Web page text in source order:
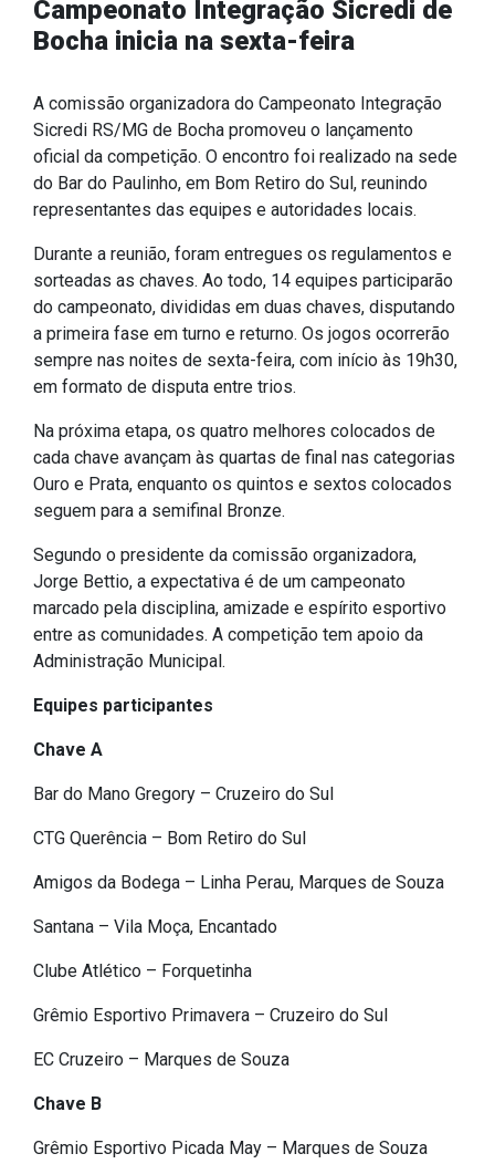
Saúde
Serviços
Ouvidoria
Portal do Cidadão
Portal do Servidor
Publicações
Diário Oficial (Novo)
Recursos Humanos
Processo Seletivo
Seletivo Simplificado
Concursos
Instruções Normativas
Licitações
Leis, Decretos e Portarias
Transparência
Portal da Transparência
Campeonato Integração Sicredi de
Bocha inicia na sexta-feira
A comissão organizadora do Campeonato Integração
Sicredi RS/MG de Bocha promoveu o lançamento
oficial da competição. O encontro foi realizado na sede
do Bar do Paulinho, em Bom Retiro do Sul, reunindo
representantes das equipes e autoridades locais.
Durante a reunião, foram entregues os regulamentos e
sorteadas as chaves. Ao todo, 14 equipes participarão
do campeonato, divididas em duas chaves, disputando
a primeira fase em turno e returno. Os jogos ocorrerão
sempre nas noites de sexta-feira, com início às 19h30,
em formato de disputa entre trios.
Na próxima etapa, os quatro melhores colocados de
cada chave avançam às quartas de final nas categorias
Ouro e Prata, enquanto os quintos e sextos colocados
seguem para a semifinal Bronze.
Segundo o presidente da comissão organizadora,
Jorge Bettio, a expectativa é de um campeonato
marcado pela disciplina, amizade e espírito esportivo
entre as comunidades. A competição tem apoio da
Administração Municipal.
Equipes participantes
Chave A
Bar do Mano Gregory – Cruzeiro do Sul
CTG Querência – Bom Retiro do Sul
Amigos da Bodega – Linha Perau, Marques de Souza
Santana – Vila Moça, Encantado
Clube Atlético – Forquetinha
Grêmio Esportivo Primavera – Cruzeiro do Sul
EC Cruzeiro – Marques de Souza
Chave B
Grêmio Esportivo Picada May – Marques de Souza